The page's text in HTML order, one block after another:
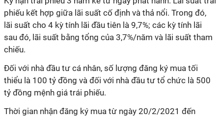
phiếu kết hợp giữa lãi suất cố định và thả nổi. Trong đó,
lãi suất cho 4 kỳ tính lãi đầu tiên là 9,7%; các kỳ tính lãi
sau đó, lãi suất bằng tổng của 3,7%/năm và lãi suất tham
chiếu.
Đối với nhà đầu tư cá nhân, số lượng đăng ký mua tối
thiểu là 100 tỷ đồng và đối với nhà đầu tư tổ chức là 500
tỷ đồng mệnh giá trái phiếu.
Thời gian nhận đăng ký mua từ ngày 20/2/2021 đến